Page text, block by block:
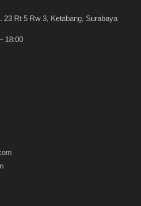
23 Rt 5 Rw 3, Ketabang, Surabaya
18:00